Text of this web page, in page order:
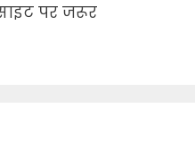
पर जरूर